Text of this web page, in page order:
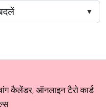
कैलेंडर, ऑनलाइन टैरो कार्ड